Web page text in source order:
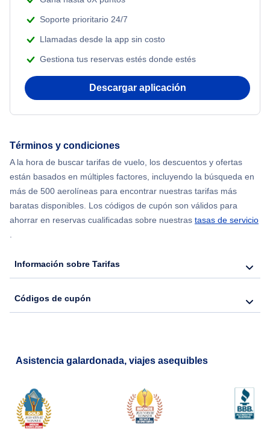
Soporte prioritario 24/7
Llamadas desde la app sin costo
Gestiona tus reservas estés donde estés
Descargar aplicación
Términos y condiciones
A la hora de buscar tarifas de vuelo, los descuentos y ofertas
están basados en múltiples factores, incluyendo la búsqueda en
más de 500 aerolíneas para encontrar nuestras tarifas más
baratas disponibles. Los códigos de cupón son válidos para
ahorrar en reservas cualificadas sobre nuestras tasas de servicio
.
Información sobre Tarifas
Códigos de cupón
Asistencia galardonada, viajes asequibles